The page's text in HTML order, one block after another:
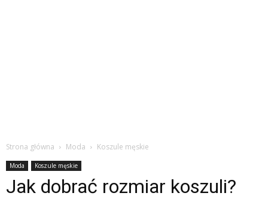
Strona główna Moda Koszule męskie
Moda Koszule męskie
Jak dobrać rozmiar koszuli?